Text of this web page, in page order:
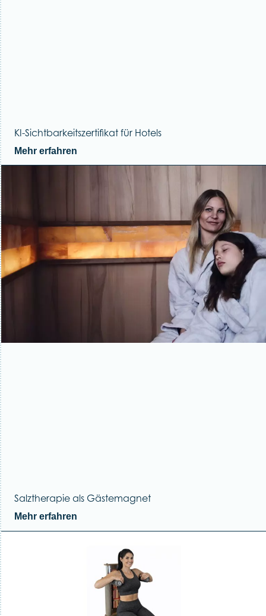
KI-Sichtbarkeitszertifikat für Hotels
Mehr erfahren
Salztherapie als Gästemagnet
Mehr erfahren